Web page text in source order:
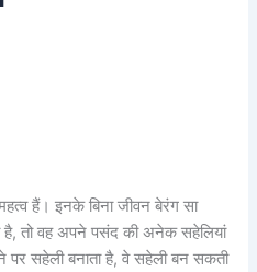
हैं। इनके बिना जीवन बेरंग सा
है, तो वह अपने पसंद की अनेक सहेलियां
सहेली बनाता है, वे सहेली बन सकती